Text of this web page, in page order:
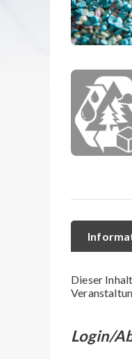
Dieser
Login/